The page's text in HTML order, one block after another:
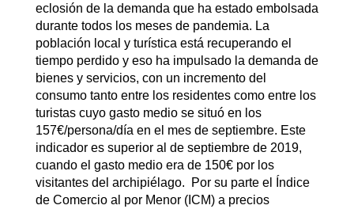
eclosión de la demanda que ha estado embolsada
durante todos los meses de pandemia. La
población local y turística está recuperando el
tiempo perdido y eso ha impulsado la demanda de
bienes y servicios, con un incremento del
consumo tanto entre los residentes como entre los
turistas cuyo gasto medio se situó en los
157€/persona/día en el mes de septiembre. Este
indicador es superior al de septiembre de 2019,
cuando el gasto medio era de 150€ por los
visitantes del archipiélago. Por su parte el Índice
de Comercio al por Menor (ICM) a precios